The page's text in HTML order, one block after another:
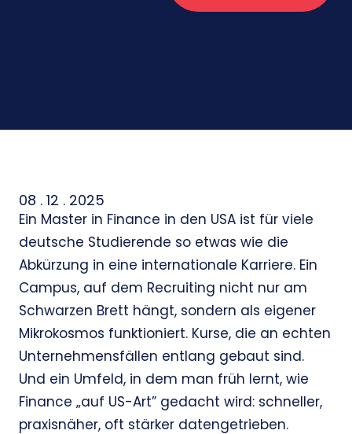
08 . 12 . 2025
Ein Master in Finance in den USA ist für viele
deutsche Studierende so etwas wie die
Abkürzung in eine internationale Karriere. Ein
Campus, auf dem Recruiting nicht nur am
Schwarzen Brett hängt, sondern als eigener
Mikrokosmos funktioniert. Kurse, die an echten
Unternehmensfällen entlang gebaut sind.
Und ein Umfeld, in dem man früh lernt, wie
Finance „auf US-Art” gedacht wird: schneller,
praxisnäher, oft stärker datengetrieben.